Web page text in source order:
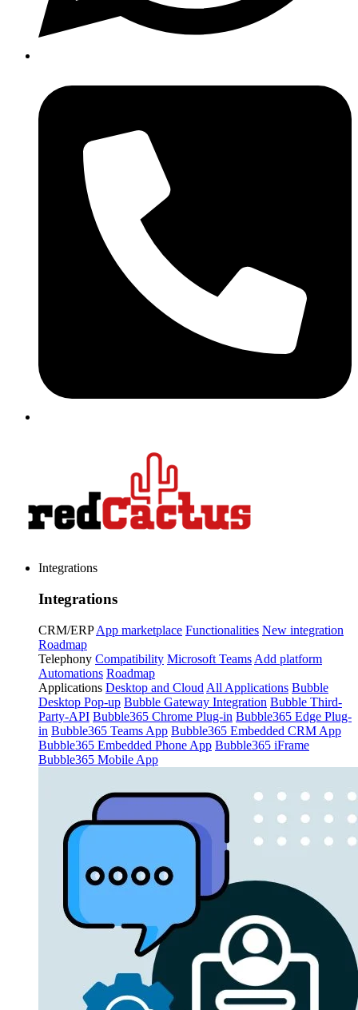
Integrations
Integrations
CRM/ERP App marketplace Functionalities New integration
Roadmap
Telephony Compatibility Microsoft Teams Add platform
Automations Roadmap
Applications Desktop and Cloud All Applications Bubble
Desktop Pop-up Bubble Gateway Integration Bubble Third-
Party-API Bubble365 Chrome Plug-in Bubble365 Edge Plug-
in Bubble365 Teams App Bubble365 Embedded CRM App
Bubble365 Embedded Phone App Bubble365 iFrame
Bubble365 Mobile App